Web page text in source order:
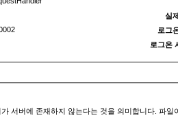
실
로그
로그온
서버에 존재하지 않는다는 것을 의미합니다. 파